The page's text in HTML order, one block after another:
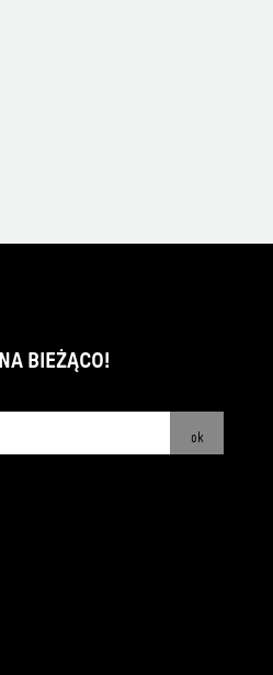
BIEŻĄCO!
ok